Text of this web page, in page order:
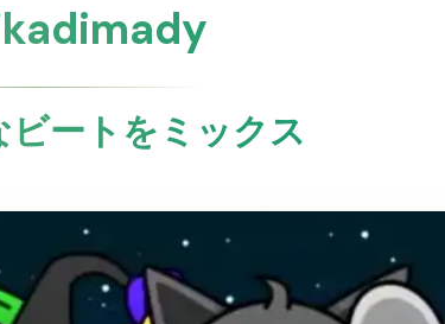
くある質問
ァーズゲームにつ
サブウェイサーフ
ートをミックス